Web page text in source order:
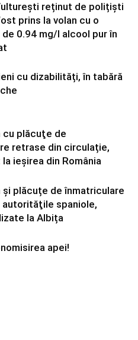
reținut de polițiști
prins la volan cu o
0.94 mg/l alcool pur în
cu dizabilități, în tabără
plăcuţe de
retrase din circulație,
ieșirea din România
plăcuțe de înmatriculare
spaniole,
la Albița
apei!